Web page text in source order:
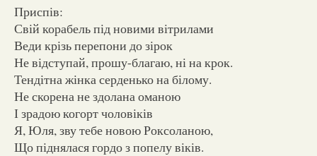
Приспів:
Свій корабель під новими вітрилами
Веди крізь перепони до зірок
Не відступай, прошу-благаю, ні на крок.
Тендітна жінка серденько на білому.
Не скорена не здолана оманою
І зрадою когорт чоловіків
Я, Юля, зву тебе новою Роксоланою,
Що піднялася гордо з попелу віків.